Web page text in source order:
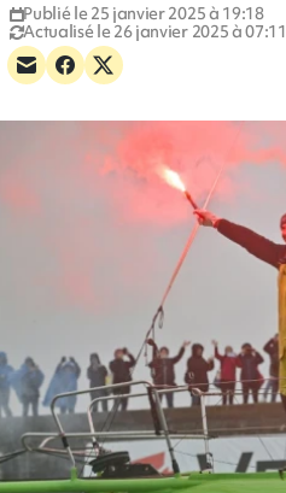
Publié le 25 janvier 2025 à 19:18
Actualisé le 26 janvier 2025 à 07:11